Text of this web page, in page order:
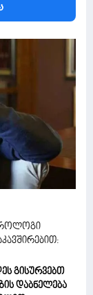
გისურვებთ
დაბნელება